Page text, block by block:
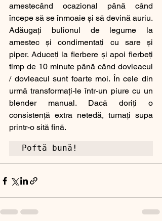
amestecând ocazional până când
începe să se înmoaie și să devină auriu.
Adăugați bulionul de legume la
amestec și condimentați cu sare și
piper. Aduceți la fierbere și apoi fierbeți
timp de 10 minute până când dovleacul
/ dovleacul sunt foarte moi. În cele din
urmă transformați-le într-un piure cu un
blender manual. Dacă doriți o
consistență extra netedă, turnați supa
printr-o sită fină.
Poftă bună!